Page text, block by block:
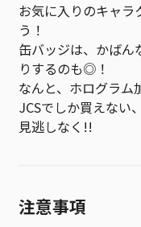
お気に入りのキャラ
う！
缶バッジは、かばん
りするのも◎！
なんと、ホログラム
JCSでしか買えない
見逃しなく!!
注意事項